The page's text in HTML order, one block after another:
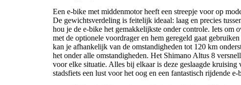
Een e-bike met middenmotor heeft een streepje voor op
De gewichtsverdeling is feitelijk ideaal: laag en precies
hou je de e-bike het gemakkelijkste onder controle. Iets om
met de optionele voordrager en hem geregeld gaat
kan je afhankelijk van de omstandigheden tot 120 km
het onder alle omstandigheden. Het Shimano Altus 8
voor elke situatie. Alles bij elkaar is deze geslaagde kruising
stadsfiets een lust voor het oog en een fantastisch rijdende e-